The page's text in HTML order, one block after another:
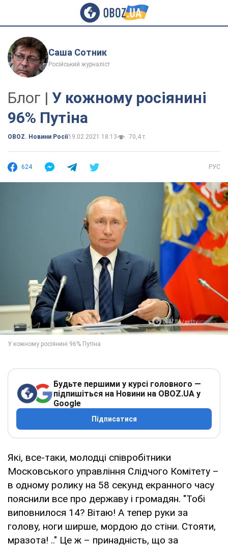
Саша Сотник
Російський журналіст
Блог | У кожному росіянині
96% Путіна
OBOZ. Новини Росії19.02.2021 18:13 70,4 т.
624 РУС
Будьте першими у курсі головного —
підпишіться на Новини на OBOZ.UA у
Google
Підписатися
Які, все-таки, молодці співробітники
Московського управління Слідчого Комітету –
в одному ролику на 58 секунд екранного часу
пояснили все про державу і громадян. "Тобі
виповнилося 14? Вітаю! А тепер руки за
голову, ноги ширше, мордою до стіни. Стояти,
мразота! .." Це ж – принадність, що за